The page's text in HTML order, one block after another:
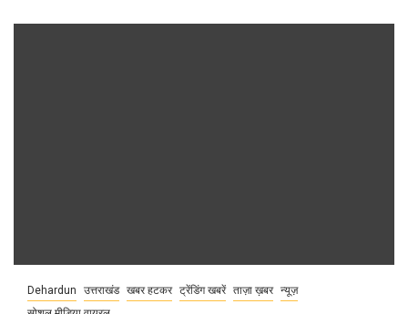
Dehardun उत्तराखंड खबर हटकर ट्रेंडिंग खबरें ताज़ा ख़बर न्यूज़